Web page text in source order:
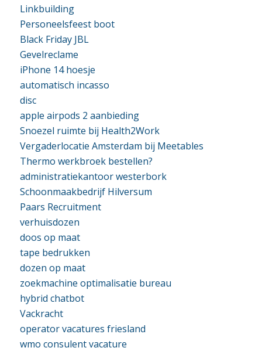
Linkbuilding
Personeelsfeest boot
Black Friday JBL
Gevelreclame
iPhone 14 hoesje
automatisch incasso
disc
apple airpods 2 aanbieding
Snoezel ruimte bij Health2Work
Vergaderlocatie Amsterdam bij Meetables
Thermo werkbroek bestellen?
administratiekantoor westerbork
Schoonmaakbedrijf Hilversum
Paars Recruitment
verhuisdozen
doos op maat
tape bedrukken
dozen op maat
zoekmachine optimalisatie bureau
hybrid chatbot
Vackracht
operator vacatures friesland
wmo consulent vacature